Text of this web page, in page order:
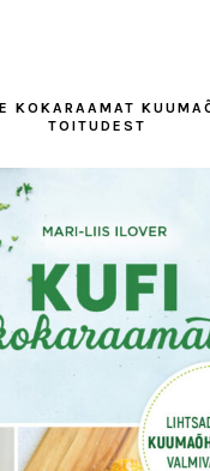
KOKARAAMAT
TOITUDEST